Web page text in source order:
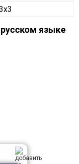
языке